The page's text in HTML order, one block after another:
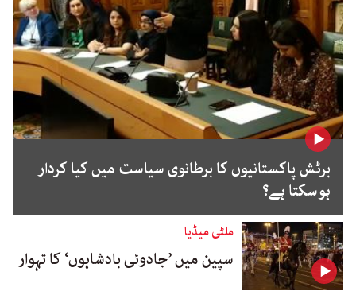
برٹش پاکستانیوں کا برطانوی سیاست میں کیا کردار
ہوسکتا ہے؟
ملٹی میڈیا
سپین میں ’جادوئی بادشاہوں‘ کا تہوار